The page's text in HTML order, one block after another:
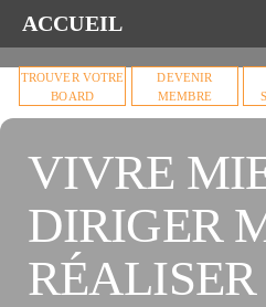
TROUVER VOTRE
BOARD
DEVENIR
MEMBRE
VIVRE
DIRIGER
RÉALISER
ACCUEIL